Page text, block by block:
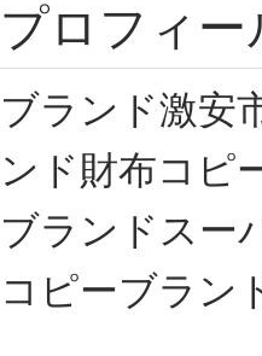
プロフィー
ブランド激安
ンド財布コピ
ブランドスー
コピーブラン